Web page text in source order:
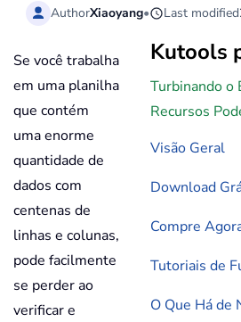
AuthorXiaoyang• Last modified
Kutools
Turbinando o
Recursos
Visão Geral
Download
Compre
Tutoriais de
O Que Há de
Se você trabalha
em uma planilha
que contém
uma enorme
quantidade de
dados com
centenas de
linhas e colunas,
pode facilmente
se perder ao
verificar e